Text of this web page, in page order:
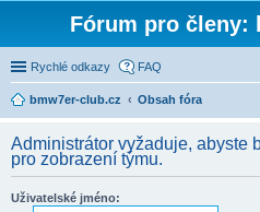
Fórum pro členy:
Rychlé odkazy FAQ
bmw7er-club.cz
Obsah fóra
Administrátor vyžaduje, abyste
pro zobrazení týmu.
Uživatelské jméno: